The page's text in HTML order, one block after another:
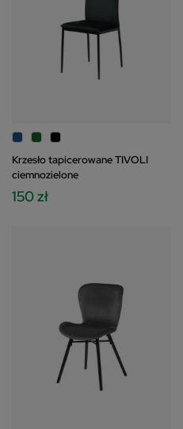
Krzesło tapicerowane TIVOLI
ciemnozielone
150 zł